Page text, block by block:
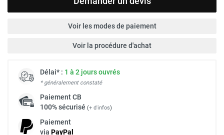
Voir les modes de paiement
Voir la procédure d'achat
Délai* : 1 à 2 jours ouvrés
* généralement constaté
PaiementCB
100% sécurisé (+ d'infos)
Paiement
via PayPal